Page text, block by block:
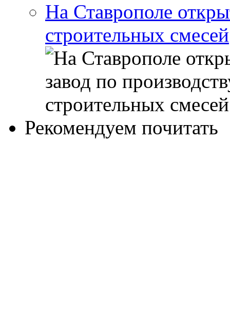
На Ставрополе
строительных смесей
Рекомендуем почитать